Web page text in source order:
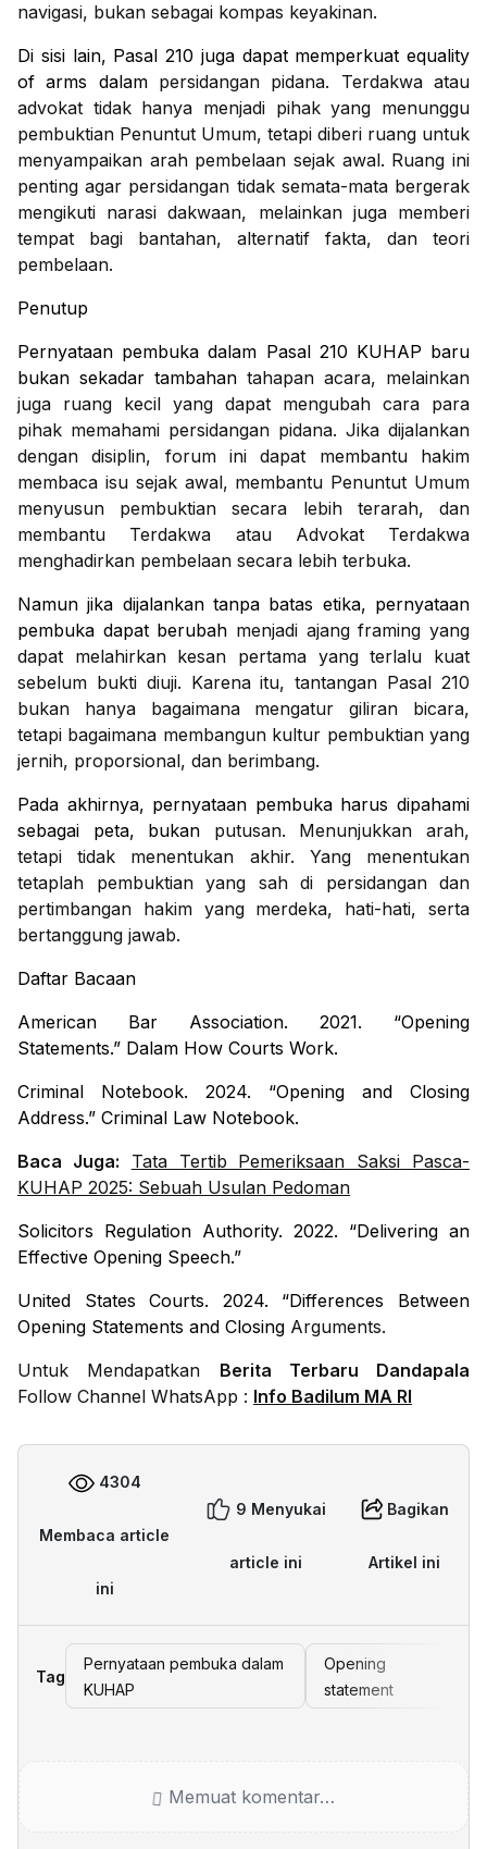
navigasi, bukan sebagai kompas keyakinan.
Di sisi lain, Pasal 210 juga dapat memperkuat equality
of arms dalam persidangan pidana. Terdakwa atau
advokat tidak hanya menjadi pihak yang menunggu
pembuktian Penuntut Umum, tetapi diberi ruang untuk
menyampaikan arah pembelaan sejak awal. Ruang ini
penting agar persidangan tidak semata-mata bergerak
mengikuti narasi dakwaan, melainkan juga memberi
tempat bagi bantahan, alternatif fakta, dan teori
pembelaan.
Penutup
Pernyataan pembuka dalam Pasal 210 KUHAP baru
bukan sekadar tambahan tahapan acara, melainkan
juga ruang kecil yang dapat mengubah cara para
pihak memahami persidangan pidana. Jika dijalankan
dengan disiplin, forum ini dapat membantu hakim
membaca isu sejak awal, membantu Penuntut Umum
menyusun pembuktian secara lebih terarah, dan
membantu Terdakwa atau Advokat Terdakwa
menghadirkan pembelaan secara lebih terbuka.
Namun jika dijalankan tanpa batas etika, pernyataan
pembuka dapat berubah menjadi ajang framing yang
dapat melahirkan kesan pertama yang terlalu kuat
sebelum bukti diuji. Karena itu, tantangan Pasal 210
bukan hanya bagaimana mengatur giliran bicara,
tetapi bagaimana membangun kultur pembuktian yang
jernih, proporsional, dan berimbang.
Pada akhirnya, pernyataan pembuka harus dipahami
sebagai peta, bukan putusan. Menunjukkan arah,
tetapi tidak menentukan akhir. Yang menentukan
tetaplah pembuktian yang sah di persidangan dan
pertimbangan hakim yang merdeka, hati-hati, serta
bertanggung jawab.
Daftar Bacaan
American Bar Association. 2021. “Opening
Statements.” Dalam How Courts Work.
Criminal Notebook. 2024. “Opening and Closing
Address.” Criminal Law Notebook.
Baca Juga:
Tata Tertib Pemeriksaan Saksi Pasca-
KUHAP 2025: Sebuah Usulan Pedoman
Solicitors Regulation Authority. 2022. “Delivering an
Effective Opening Speech.”
United States Courts. 2024. “Differences Between
Opening Statements and Closing Arguments.
Untuk Mendapatkan Berita Terbaru Dandapala
Follow Channel WhatsApp : Info Badilum MA RI
4304
Membaca article
ini
9 Menyukai
article ini
Bagikan
Artikel ini
Tag
Pernyataan pembuka dalam
KUHAP
Opening
statement
Memuat komentar…